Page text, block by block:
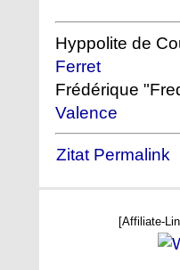
Hyppolite de
Ferret
Frédérique
Valence
Zitat Permalink
[Affiliate-